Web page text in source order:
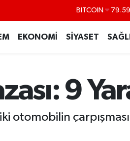
BITCOIN
G.ALTIN
BİST100
EKONOMİ SİYASET
9
otomobilin